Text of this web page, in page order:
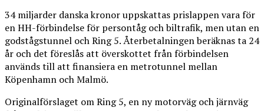
34 miljarder danska kronor uppskattas prislappen vara för
en HH-förbindelse för persontåg och biltrafik, men utan en
godstågstunnel och Ring 5. Återbetalningen beräknas ta 24
år och det föreslås att överskottet från förbindelsen
används till att finansiera en metrotunnel mellan
Köpenhamn och Malmö.
Originalförslaget om Ring 5, en ny motorväg och järnväg